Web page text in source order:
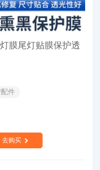
膜尾灯贴膜保护透
件
去购买